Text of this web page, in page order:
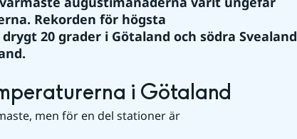
Rekorden för högsta
20 grader i Götaland och södra Svealand
i Götaland
men för en del stationer är